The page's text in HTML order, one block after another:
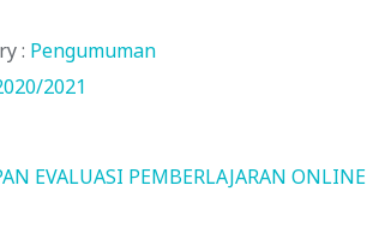
: Pengumuman
2021
EVALUASI PEMBERLAJARAN ONLINE